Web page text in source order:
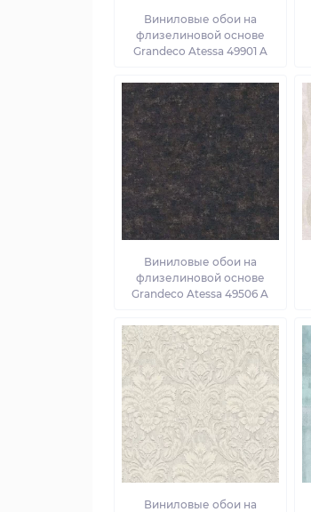
Виниловые обои на
флизелиновой основе
Grandeco Atessa 49901 A
Виниловые обои на
флизелиновой основе
Grandeco Atessa 49506 A
Виниловые обои на